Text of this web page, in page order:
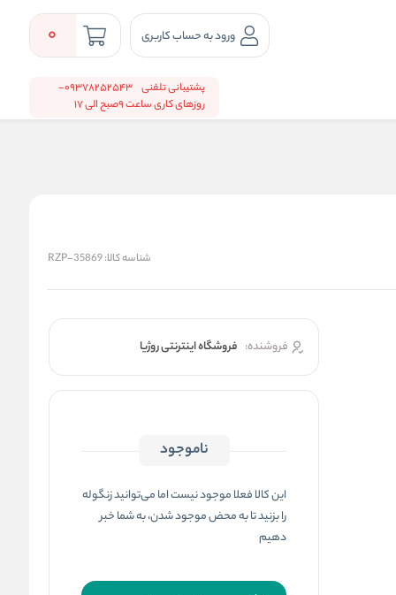
ورود به حساب کاربری 0
پشتیبانی تلفنی
09378252543-
روزهای کاری ساعت 9صبح الی 17
شناسه کالا:RZP-35869
فروشنده: فروشگاه اینترنتی روژیا
ناموجود
این کالا فعلا موجود نیست اما می‌توانید زنگوله
را بزنید تا به محض موجود شدن، به شما خبر
دهیم